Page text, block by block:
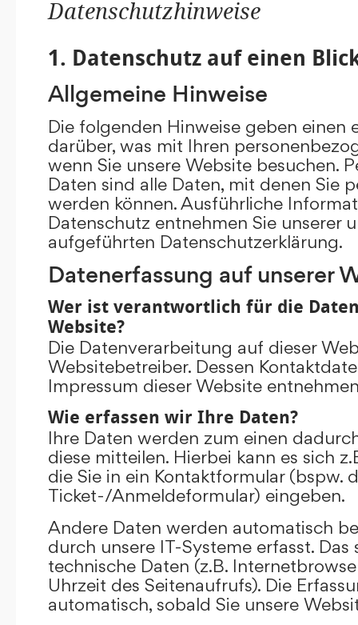
Datenschutzhinweise
1. Datenschutz auf einen
Allgemeine Hinweise
Die folgenden Hinweise geben einen
darüber, was mit Ihren
wenn Sie unsere Website besuchen.
Daten sind alle Daten, mit denen Sie
werden können. Ausführliche
Datenschutz entnehmen Sie unserer
aufgeführten Datenschutzerklärung.
Datenerfassung auf unserer
Wer ist verantwortlich für die
Website?
Die Datenverarbeitung auf dieser
Websitebetreiber. Dessen
Impressum dieser Website
Wie erfassen wir Ihre Daten?
Ihre Daten werden zum einen
diese mitteilen. Hierbei kann es sich
die Sie in ein Kontaktformular (bspw.
Ticket-/Anmeldeformular) eingeben.
Andere Daten werden automatisch
durch unsere IT-Systeme erfasst. Das
technische Daten (z.B.
Uhrzeit des Seitenaufrufs). Die
automatisch, sobald Sie unsere